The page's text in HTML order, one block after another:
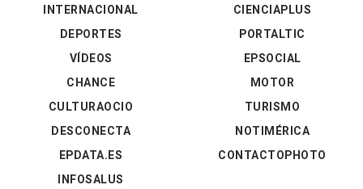
INTERNACIONAL
DEPORTES
VÍDEOS
CIENCIAPLUS
PORTALTIC
EPSOCIAL
CHANCE
CULTURAOCIO
DESCONECTA
EPDATA.ES
INFOSALUS
MOTOR
TURISMO
NOTIMÉRICA
CONTACTOPHOTO